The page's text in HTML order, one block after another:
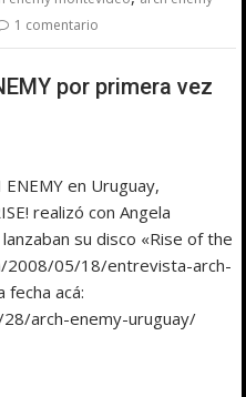
1 comentario
por primera vez
en Uruguay,
realizó con Angela
su disco «Rise of the
2008/05/18/entrevista-arch-
acá:
arch-enemy-uruguay/